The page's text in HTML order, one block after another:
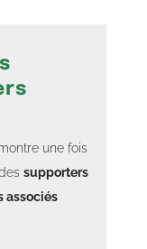
une fois
supporters
associés